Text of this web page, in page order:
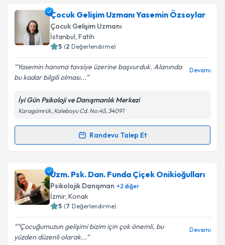
kapsamda işlenmesini kabul ediyorum.
Takvim Talebini Gönder
Çocuk Gelişim Uzmanı Züheyla Binatlıiçin randevu
takvimi talebi oluşturun. Size bu uzmandan randevu
almanız için bir takvim hazırlandığında e-posta ile
bilgilendireceğiz.
E-posta Adresiniz
Kişisel verilerimin işlenmesine ilişkin
Metni'ni okudum ve kişisel verilerimin belirtilen
kapsamda işlenmesini kabul ediyorum.
Çocuk Gelişim Uzmanı Yasemin Özsoylar
Çocuk Gelişim Uzmanı
İstanbul, Fatih
5 (2 Değerlendirme)
Yasemin hanıma tavsiye üzerine başvurduk. Alanında
bu kadar bilgili olması...
Devamı
İyi Gün Psikoloji ve Danışmanlık Merkezi
Karagümrük, Kaleboyu Cd. No:45, 34091
Randevu Talep Et
Randevu Takvimi Talebi
Çocuk Gelişim Uzmanı Yasemin Özsoylariçin
randevu takvimi talebi oluşturun. Size bu uzmandan
randevu almanız için bir takvim hazırlandığında e-
posta ile bilgilendireceğiz.
E-posta Adresiniz
Uzm. Psk. Dan. Funda Çiçek Onikioğulları
Psikolojik Danışman +2 diğer
İzmir, Konak
5 (7 Değerlendirme)
"Çocuğumuzun gelişimi bizim için çok önemli, bu
yüzden düzenli olarak...
Devamı